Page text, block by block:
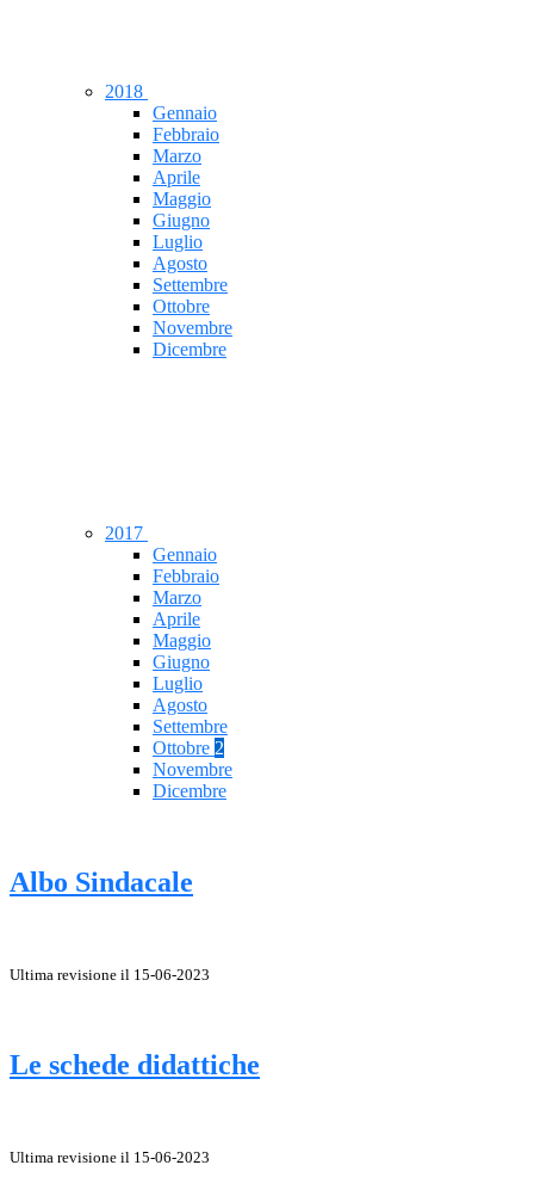
2018
Gennaio
Febbraio
Marzo
Aprile
Maggio
Giugno
Luglio
Agosto
Settembre
Ottobre
Novembre
Dicembre
2017
Gennaio
Febbraio
Marzo
Aprile
Maggio
Giugno
Luglio
Agosto
Settembre
Ottobre 2
Novembre
Dicembre
Albo Sindacale
Ultima revisione il 15-06-2023
Le schede didattiche
Ultima revisione il 15-06-2023